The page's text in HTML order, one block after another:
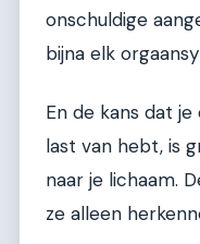
onschuldige
bijna elk
En de kans dat
last van hebt, is
naar je lichaam.
ze alleen